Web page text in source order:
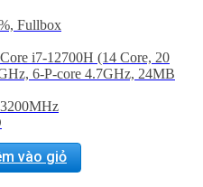
Fullbox
i7-12700H (14 Core, 20
6-P-core 4.7GHz, 24MB
500-Nit Display
RTX 3050 4GB GDDR6
vào giỏ